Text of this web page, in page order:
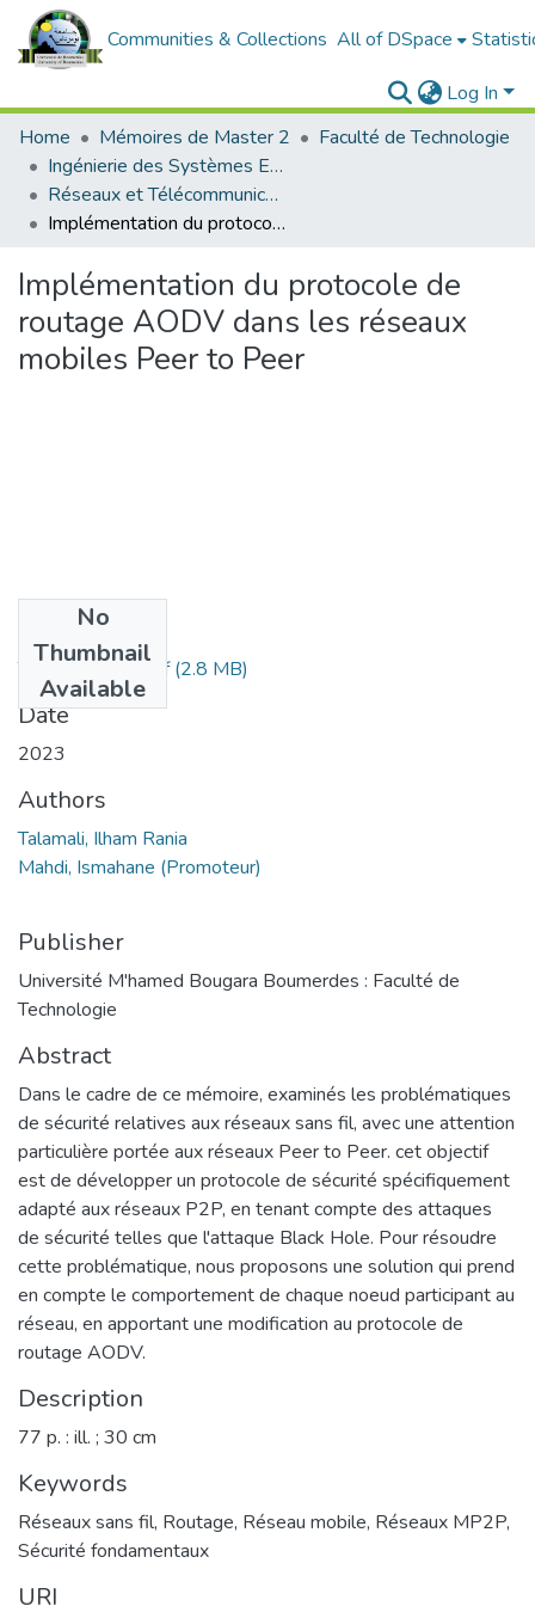
Communities & Collections All of DSpace
Log In
Home
Mémoires de Master 2
Faculté de Technologie
Ingénierie des Systèmes Electriques
Réseaux et Télécommunications
Implémentation du protocole de routage AODV dans les réseaux mobiles Peer to Peer
Implémentation du protocole de
routage AODV dans les réseaux
mobiles Peer to Peer
No
Thumbnail
Available
Talamali, Rania.pdf(2.8 MB)
Date
2023
Authors
Talamali, Ilham Rania
Mahdi, Ismahane (Promoteur)
Publisher
Université M'hamed Bougara Boumerdes : Faculté de
Technologie
Abstract
Dans le cadre de ce mémoire, examinés les problématiques
de sécurité relatives aux réseaux sans fil, avec une attention
particulière portée aux réseaux Peer to Peer. cet objectif
est de développer un protocole de sécurité spécifiquement
adapté aux réseaux P2P, en tenant compte des attaques
de sécurité telles que l'attaque Black Hole. Pour résoudre
cette problématique, nous proposons une solution qui prend
en compte le comportement de chaque noeud participant au
réseau, en apportant une modification au protocole de
routage AODV.
Description
77 p. : ill. ; 30 cm
Keywords
Réseaux sans fil, Routage, Réseau mobile, Réseaux MP2P,
Sécurité fondamentaux
URI